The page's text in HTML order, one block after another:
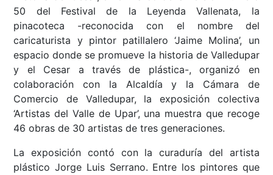
50 del Festival de la Leyenda Vallenata, la
pinacoteca -reconocida con el nombre del
caricaturista y pintor patillalero ‘Jaime Molina’, un
espacio donde se promueve la historia de Valledupar
y el Cesar a través de plástica-, organizó en
colaboración con la Alcaldía y la Cámara de
Comercio de Valledupar, la exposición colectiva
‘Artistas del Valle de Upar’, una muestra que recoge
46 obras de 30 artistas de tres generaciones.
La exposición contó con la curaduría del artista
plástico Jorge Luis Serrano. Entre los pintores que